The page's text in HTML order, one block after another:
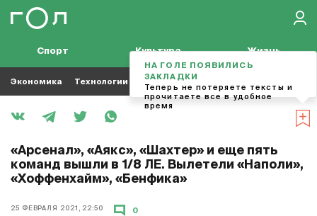
Спорт Культура Жизнь
Экономика Технологии Кино Футбол
«Арсенал», «Аякс», «Шахтер» и еще пять
команд вышли в 1/8 ЛЕ. Вылетели «Наполи»,
«Хоффенхайм», «Бенфика»
25 ФЕВРАЛЯ 2021, 22:50 0
НА ГОЛЕ ПОЯВИЛИСЬ
ЗАКЛАДКИ
Теперь не потеряете тексты и
прочитаете все в удобное
время